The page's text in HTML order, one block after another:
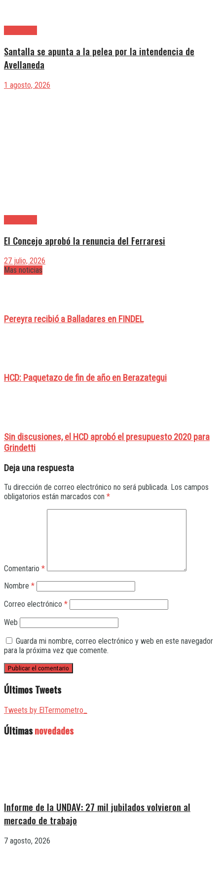
Santalla se apunta a la pelea por la intendencia de
Avellaneda
1 agosto, 2026
El Concejo aprobó la renuncia del Ferraresi
27 julio, 2026
Mas noticias
Pereyra recibió a Balladares en FINDEL
HCD: Paquetazo de fin de año en Berazategui
Sin discusiones, el HCD aprobó el presupuesto 2020 para
Grindetti
Deja una respuesta
Tu dirección de correo electrónico no será publicada. Los campos
obligatorios están marcados con *
Comentario *
Nombre *
Correo electrónico *
Web
Guarda mi nombre, correo electrónico y web en este navegador
para la próxima vez que comente.
Últimos Tweets
Tweets by ElTermometro_
Últimasnovedades
Informe de la UNDAV: 27 mil jubilados volvieron al
mercado de trabajo
7 agosto, 2026